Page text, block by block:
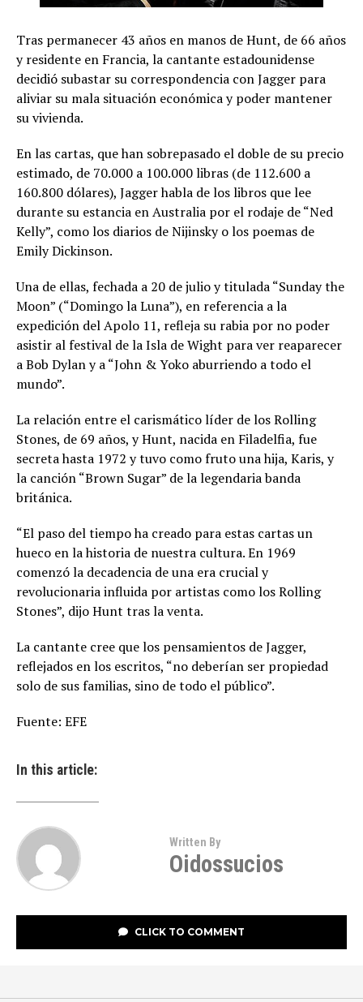
Tras permanecer 43 años en manos de Hunt, de 66 años
y residente en Francia, la cantante estadounidense
decidió subastar su correspondencia con Jagger para
aliviar su mala situación económica y poder mantener
su vivienda.
En las cartas, que han sobrepasado el doble de su precio
estimado, de 70.000 a 100.000 libras (de 112.600 a
160.800 dólares), Jagger habla de los libros que lee
durante su estancia en Australia por el rodaje de “Ned
Kelly”, como los diarios de Nijinsky o los poemas de
Emily Dickinson.
Una de ellas, fechada a 20 de julio y titulada “Sunday the
Moon” (“Domingo la Luna”), en referencia a la
expedición del Apolo 11, refleja su rabia por no poder
asistir al festival de la Isla de Wight para ver reaparecer
a Bob Dylan y a “John & Yoko aburriendo a todo el
mundo”.
La relación entre el carismático líder de los Rolling
Stones, de 69 años, y Hunt, nacida en Filadelfia, fue
secreta hasta 1972 y tuvo como fruto una hija, Karis, y
la canción “Brown Sugar” de la legendaria banda
británica.
“El paso del tiempo ha creado para estas cartas un
hueco en la historia de nuestra cultura. En 1969
comenzó la decadencia de una era crucial y
revolucionaria influida por artistas como los Rolling
Stones”, dijo Hunt tras la venta.
La cantante cree que los pensamientos de Jagger,
reflejados en los escritos, “no deberían ser propiedad
solo de sus familias, sino de todo el público”.
Fuente: EFE
In this article:
Written By
Oidossucios
CLICK TO COMMENT